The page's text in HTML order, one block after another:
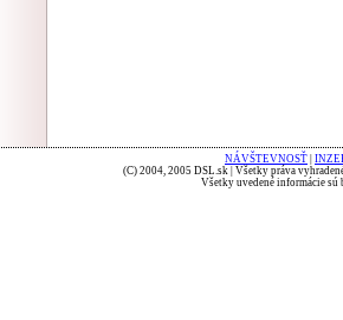
NÁVŠTEVNOSŤ
(C) 2004, 2005 DSL.sk | Všetky práva
Všetky uvedené informácie sú